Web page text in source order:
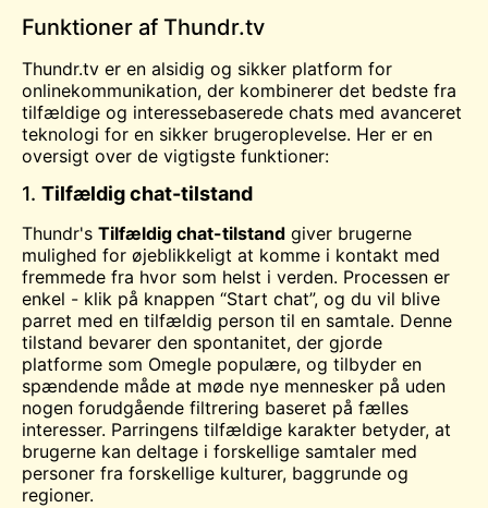
Funktioner af Thundr.tv
Thundr.tv er en alsidig og sikker platform for
onlinekommunikation, der kombinerer det bedste fra
tilfældige og interessebaserede chats med avanceret
teknologi for en sikker brugeroplevelse. Her er en
oversigt over de vigtigste funktioner:
1. Tilfældig chat-tilstand
Thundr's Tilfældig chat-tilstand giver brugerne
mulighed for øjeblikkeligt at komme i kontakt med
fremmede fra hvor som helst i verden. Processen er
enkel - klik på knappen “Start chat”, og du vil blive
parret med en tilfældig person til en samtale. Denne
tilstand bevarer den spontanitet, der gjorde
platforme som Omegle populære, og tilbyder en
spændende måde at møde nye mennesker på uden
nogen forudgående filtrering baseret på fælles
interesser. Parringens tilfældige karakter betyder, at
brugerne kan deltage i forskellige samtaler med
personer fra forskellige kulturer, baggrunde og
regioner.